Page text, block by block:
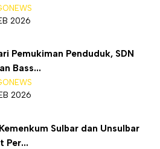
2026
Pemukiman Penduduk, SDN
Bass...
2026
Sulbar dan Unsulbar
Per...